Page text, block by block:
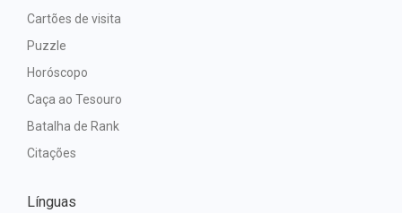
Cartões de visita
Puzzle
Horóscopo
Caça ao Tesouro
Batalha de Rank
Citações
Línguas